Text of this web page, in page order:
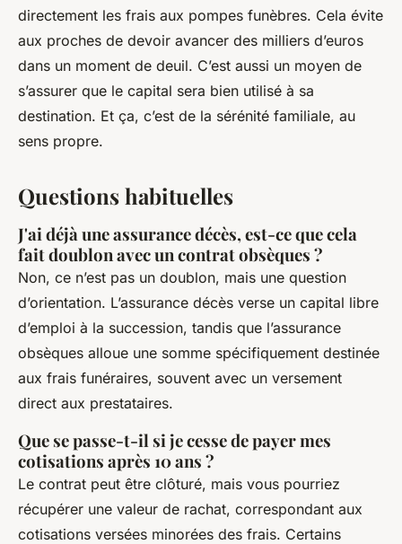
directement les frais aux pompes funèbres. Cela évite
aux proches de devoir avancer des milliers d’euros
dans un moment de deuil. C’est aussi un moyen de
s’assurer que le capital sera bien utilisé à sa
destination. Et ça, c’est de la sérénité familiale, au
sens propre.
Questions habituelles
J'ai déjà une assurance décès, est-ce que cela
fait doublon avec un contrat obsèques ?
Non, ce n’est pas un doublon, mais une question
d’orientation. L’assurance décès verse un capital libre
d’emploi à la succession, tandis que l’assurance
obsèques alloue une somme spécifiquement destinée
aux frais funéraires, souvent avec un versement
direct aux prestataires.
Que se passe-t-il si je cesse de payer mes
cotisations après 10 ans ?
Le contrat peut être clôturé, mais vous pourriez
récupérer une valeur de rachat, correspondant aux
cotisations versées minorées des frais. Certains